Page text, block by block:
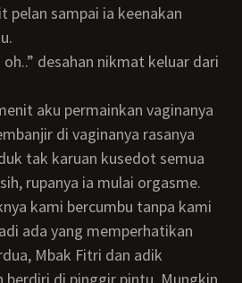
pelan sampai ia keenakan
di vaginanya rasanya
tak karuan kusedot semua
rupanya ia mulai orgasme.
kami bercumbu tanpa kami
ada yang memperhatikan
Mbak Fitri dan adik